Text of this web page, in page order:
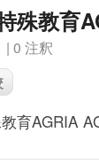
殊教育
| 0 注釈
育AGRIA